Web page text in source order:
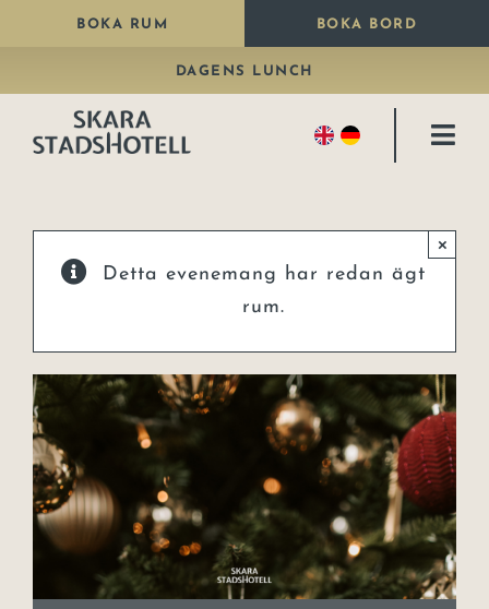
BOKA RUM BOKA BORD
DAGENS LUNCH
Fira
Kongresshall
Konferens
Event
Detta evenemang har redan ägt
rum.
×